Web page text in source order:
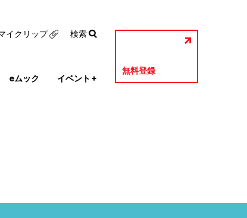
eムック イベント +
無料登録
イクリップ 検索